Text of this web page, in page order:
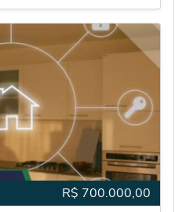
R$ 700.000,00